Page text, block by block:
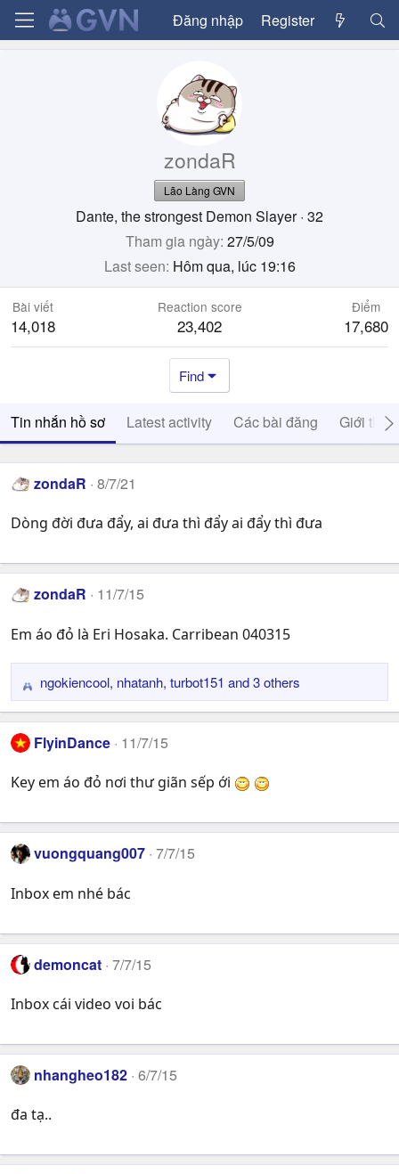
Đăng nhập Register
zondaR
Lão Làng GVN
Dante, the strongest Demon Slayer · 32
Tham gia ngày 27/5/09
Last seen Hôm qua, lúc 19:16
Bài viết
14,018
Reaction score
23,402
Điểm
17,680
Find
Tin nhắn hồ sơ Latest activity Các bài đăng Giới thiệu
zondaR 8/7/21
Dòng đời đưa đẩy, ai đưa thì đẩy ai đẩy thì đưa
zondaR 11/7/15
Em áo đỏ là Eri Hosaka. Carribean 040315
R
e
a
c
i
n
s
:
ngokiencool, nhatanh, turbot151 and 3 others
FlyinDance 11/7/15
Key em áo đỏ nơi thư giãn sếp ới
vuongquang007 7/7/15
Inbox em nhé bác
demoncat 7/7/15
Inbox cái video voi bác
nhangheo182 6/7/15
đa tạ..